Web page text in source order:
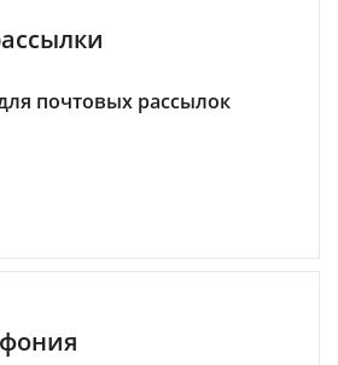
почтовых рассылок